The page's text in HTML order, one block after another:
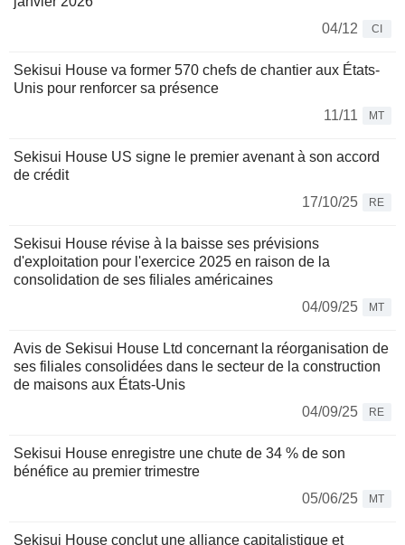
04/12
CI
Sekisui House va former 570 chefs de chantier aux États-
Unis pour renforcer sa présence
11/11
MT
Sekisui House US signe le premier avenant à son accord
de crédit
17/10/25
RE
Sekisui House révise à la baisse ses prévisions
d'exploitation pour l'exercice 2025 en raison de la
consolidation de ses filiales américaines
04/09/25
MT
Avis de Sekisui House Ltd concernant la réorganisation de
ses filiales consolidées dans le secteur de la construction
de maisons aux États-Unis
04/09/25
RE
Sekisui House enregistre une chute de 34 % de son
bénéfice au premier trimestre
05/06/25
MT
Sekisui House conclut une alliance capitalistique et